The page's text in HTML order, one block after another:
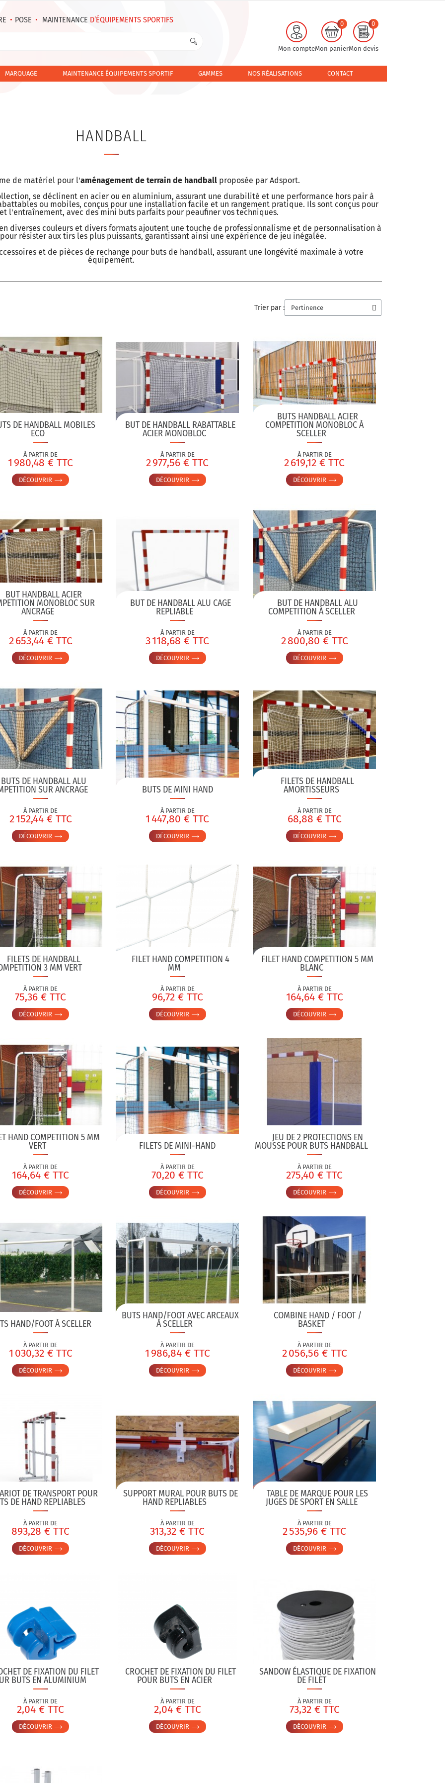
• POSE • MAINTENANCE D’ÉQUIPEMENTS SPORTIFS
Mon compteMon panier
0
Mon devis
0
MARQUAGE MAINTENANCE ÉQUIPEMENTS SPORTIF GAMMES NOS RÉALISATIONS CONTACT
HANDBALL
de matériel pour l'aménagement de terrain de handballproposée par Adsport.
se déclinent en acier ou en aluminium, assurant une durabilité et une performance hors pair à
ou mobiles, conçus pour une installation facile et un rangement pratique. Ils sont conçus pour
l'entraînement, avec des mini buts parfaits pour peaufiner vos techniques.
diverses couleurs et divers formats ajoutent une touche de professionnalisme et de personnalisation à
résister aux tirs les plus puissants, garantissant ainsi une expérience de jeu inégalée.
et de pièces de rechange pour buts de handball, assurant une longévité maximale à votre
équipement.
Trier par :
DE HANDBALL MOBILES
ECO
À PARTIR DE
1 980,48 € TTC
DÉCOUVRIR
BUT DE HANDBALL RABATTABLE
ACIER MONOBLOC
À PARTIR DE
2 977,56 € TTC
DÉCOUVRIR
BUTS HANDBALL ACIER
COMPETITION MONOBLOC À
SCELLER
À PARTIR DE
2 619,12 € TTC
DÉCOUVRIR
BUT HANDBALL ACIER
MONOBLOC SUR
ANCRAGE
À PARTIR DE
2 653,44 € TTC
DÉCOUVRIR
BUT DE HANDBALL ALU CAGE
REPLIABLE
À PARTIR DE
3 118,68 € TTC
DÉCOUVRIR
BUT DE HANDBALL ALU
COMPETITION À SCELLER
À PARTIR DE
2 800,80 € TTC
DÉCOUVRIR
BUTS DE HANDBALL ALU
SUR ANCRAGE
À PARTIR DE
2 152,44 € TTC
DÉCOUVRIR
BUTS DE MINI HAND
À PARTIR DE
1 447,80 € TTC
DÉCOUVRIR
FILETS DE HANDBALL
AMORTISSEURS
À PARTIR DE
68,88 € TTC
DÉCOUVRIR
FILETS DE HANDBALL
3 MM VERT
À PARTIR DE
75,36 € TTC
DÉCOUVRIR
FILET HAND COMPETITION 4
MM
À PARTIR DE
96,72 € TTC
DÉCOUVRIR
FILET HAND COMPETITION 5 MM
BLANC
À PARTIR DE
164,64 € TTC
DÉCOUVRIR
HAND COMPETITION 5 MM
VERT
À PARTIR DE
164,64 € TTC
DÉCOUVRIR
FILETS DE MINI-HAND
À PARTIR DE
70,20 € TTC
DÉCOUVRIR
JEU DE 2 PROTECTIONS EN
MOUSSE POUR BUTS HANDBALL
À PARTIR DE
275,40 € TTC
DÉCOUVRIR
HAND/FOOT À SCELLER
À PARTIR DE
1 030,32 € TTC
DÉCOUVRIR
BUTS HAND/FOOT AVEC ARCEAUX
À SCELLER
À PARTIR DE
1 986,84 € TTC
DÉCOUVRIR
COMBINE HAND / FOOT /
BASKET
À PARTIR DE
2 056,56 € TTC
DÉCOUVRIR
DE TRANSPORT POUR
DE HAND REPLIABLES
À PARTIR DE
893,28 € TTC
DÉCOUVRIR
SUPPORT MURAL POUR BUTS DE
HAND REPLIABLES
À PARTIR DE
313,32 € TTC
DÉCOUVRIR
TABLE DE MARQUE POUR LES
JUGES DE SPORT EN SALLE
À PARTIR DE
2 535,96 € TTC
DÉCOUVRIR
DE FIXATION DU FILET
BUTS EN ALUMINIUM
À PARTIR DE
2,04 € TTC
DÉCOUVRIR
CROCHET DE FIXATION DU FILET
POUR BUTS EN ACIER
À PARTIR DE
2,04 € TTC
DÉCOUVRIR
SANDOW ÉLASTIQUE DE FIXATION
DE FILET
À PARTIR DE
73,32 € TTC
DÉCOUVRIR